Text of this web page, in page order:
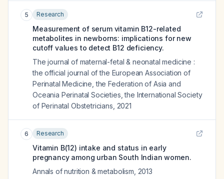
5 Research
Measurement of serum vitamin B12-related
metabolites in newborns: implications for new
cutoff values to detect B12 deficiency.
The journal of maternal-fetal & neonatal medicine :
the official journal of the European Association of
Perinatal Medicine, the Federation of Asia and
Oceania Perinatal Societies, the International Society
of Perinatal Obstetricians 2021
6 Research
Vitamin B(12) intake and status in early
pregnancy among urban South Indian women.
Annals of nutrition & metabolism 2013